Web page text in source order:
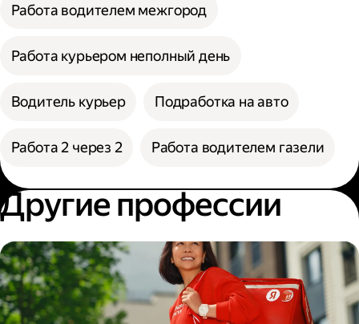
Работа водителем межгород
Работа курьером неполный день
Водитель курьер Подработка на авто
Работа 2 через 2 Работа водителем газели
Другие профессии